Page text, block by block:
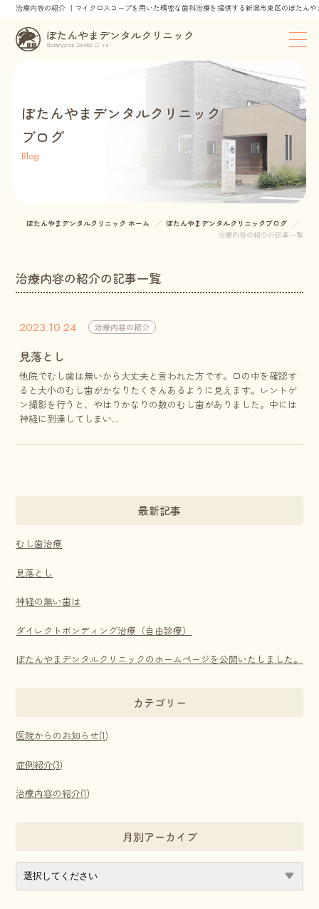
治療内容の紹介 ｜マイクロスコープを用いた精密な歯科治療を提供する新潟市東区のぼたん
ぼたんやまデンタルクリニック
ブログ
Blog
ぼたんやまデンタルクリニック ホーム
ぼたんやまデンタルクリニックブログ
治療内容の紹介の記事一覧
治療内容の紹介の記事一覧
2023.10.24 治療内容の紹介
見落とし
他院でむし歯は無いから大丈夫と言われた方です。口の中を確認す
ると大小のむし歯がかなりたくさんあるように見えます。レントゲ
ン撮影を行うと、やはりかなりの数のむし歯がありました。中には
神経に到達してしまい...
最新記事
むし歯治療
見落とし
神経の無い歯は
ダイレクトボンディング治療（自由診療）
ぼたんやまデンタルクリニックのホームページを公開いたしました。
カテゴリー
医院からのお知らせ(1)
症例紹介(3)
治療内容の紹介(1)
月別アーカイブ